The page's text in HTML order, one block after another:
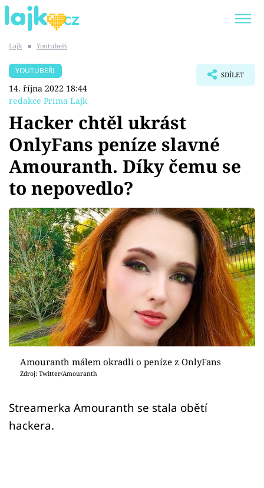
SHOPAHOLICADEL
Témata
Showbyznys
Youtubeři
Virály
Sex a vztahy
Videa
Sledujte prima+
Přihlášení
Sledujte nás
Lajk ■ Youtubeři
YOUTUBEŘI
14. října 2022 18:44
redakce Prima Lajk
SDÍLET
Hacker chtěl ukrást
OnlyFans peníze slavné
Amouranth. Díky čemu se
to nepovedlo?
Amouranth málem okradli o peníze z OnlyFans
Zdroj: Twitter/Amouranth
Streamerka Amouranth se stala obětí
hackera.